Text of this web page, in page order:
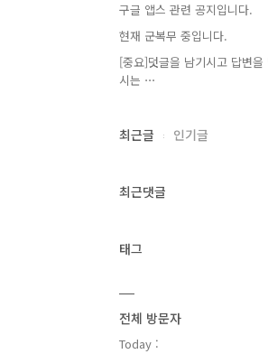
구글 앱스 관련 공지입니다.
현재 군복무 중입니다.
[중요]덧글을 남기시고 답변을
시는 ⋯
최근글 인기글
최근댓글
태그
전체 방문자
Today :